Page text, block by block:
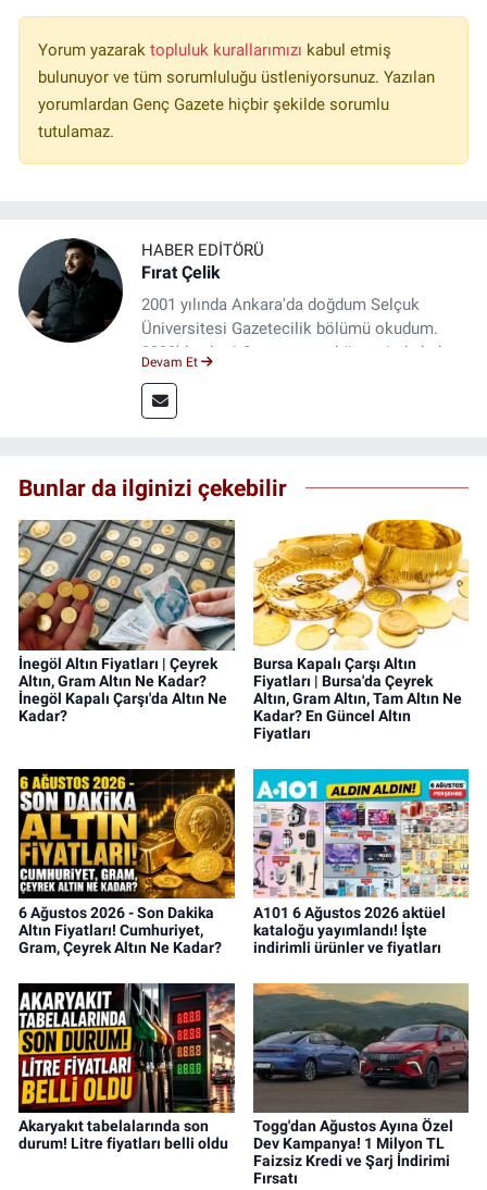
Yorum yazarak topluluk kurallarımızı kabul etmiş
bulunuyor ve tüm sorumluluğu üstleniyorsunuz. Yazılan
yorumlardan Genç Gazete hiçbir şekilde sorumlu
tutulamaz.
HABER EDITÖRÜ
Fırat Çelik
2001 yılında Ankara'da doğdum Selçuk
Üniversitesi Gazetecilik bölümü okudum.
2023'den beri Genç gazete bünyesinde haber
Devam Et
Bunlar da ilginizi çekebilir
İnegöl Altın Fiyatları | Çeyrek
Altın, Gram Altın Ne Kadar?
İnegöl Kapalı Çarşı'da Altın Ne
Kadar?
Bursa Kapalı Çarşı Altın
Fiyatları | Bursa'da Çeyrek
Altın, Gram Altın, Tam Altın Ne
Kadar? En Güncel Altın
Fiyatları
6 Ağustos 2026 - Son Dakika
Altın Fiyatları! Cumhuriyet,
Gram, Çeyrek Altın Ne Kadar?
A101 6 Ağustos 2026 aktüel
kataloğu yayımlandı! İşte
indirimli ürünler ve fiyatları
Akaryakıt tabelalarında son
durum! Litre fiyatları belli oldu
Togg'dan Ağustos Ayına Özel
Dev Kampanya! 1 Milyon TL
Faizsiz Kredi ve Şarj İndirimi
Fırsatı